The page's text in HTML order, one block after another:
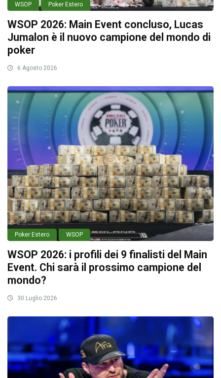
WSOP Poker Estero
WSOP 2026: Main Event concluso, Lucas
Jumalon è il nuovo campione del mondo di
poker
6 Agosto 2026
Poker Estero WSOP
WSOP 2026: i profili dei 9 finalisti del Main
Event. Chi sarà il prossimo campione del
mondo?
30 Luglio 2026